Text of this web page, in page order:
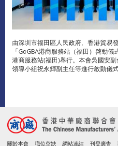
由深圳市福田區人民政府、香港貿易
「GoGBA港商服務站（福田）啓動
港商服務站(福田)舉行。本會吳國安
領導小組祝永輝副主任等進行啟動儀式
關於本會 職位空缺 網站連結 刊登廣告